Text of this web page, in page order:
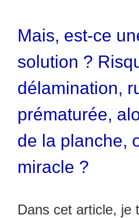
Mais, est-ce
solution ?
délamination,
prématurée,
de la planche,
miracle ?
Dans cet article, je